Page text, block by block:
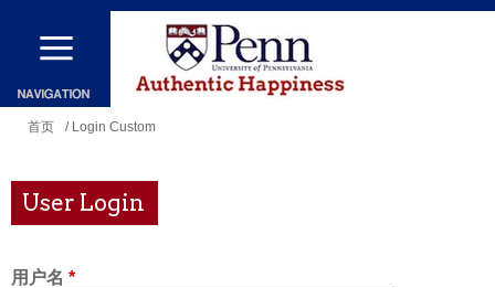
跳
到
主
容
你
这
里
首页 / Login Custom
User Login
用户名 *